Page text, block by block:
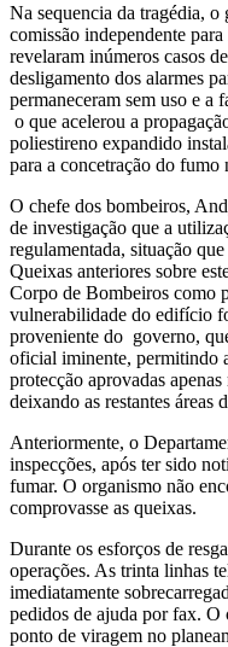
Na sequencia da tragédia,
comissão independente
revelaram inúmeros casos
desligamento dos alarmes
permaneceram sem uso e a
o que acelerou a
poliestireno expandido
para a concetração do fumo
O chefe dos bombeiros,
de investigação que a
regulamentada, situação
Queixas anteriores sobre
Corpo de Bombeiros como
vulnerabilidade do edifício
proveniente do governo,
oficial iminente, permitindo
protecção aprovadas
deixando as restantes áreas
Anteriormente, o
inspecções, após ter sido
fumar. O organismo não
comprovasse as queixas.
Durante os esforços de
operações. As trinta linhas
imediatamente
pedidos de ajuda por fax.
ponto de viragem no